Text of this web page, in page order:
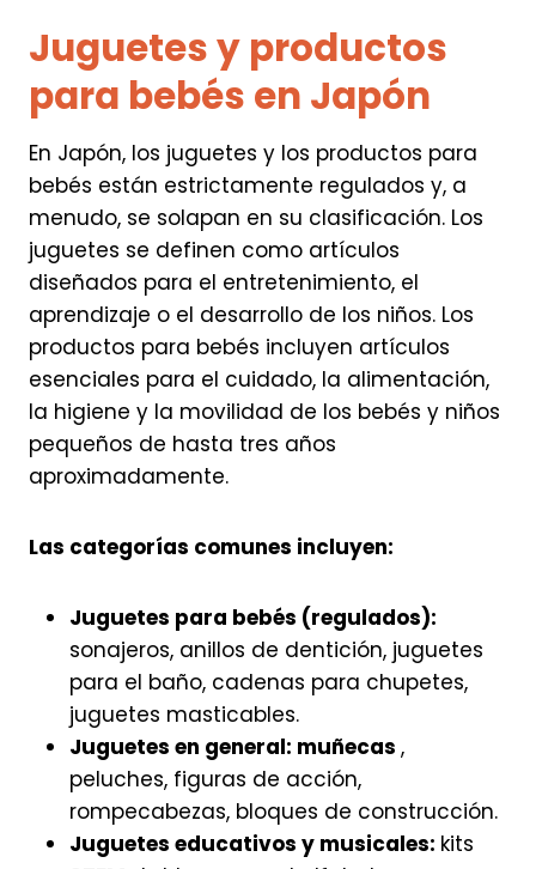
Juguetes y productos
para bebés en Japón
En Japón, los juguetes y los productos para
bebés están estrictamente regulados y, a
menudo, se solapan en su clasificación. Los
juguetes se definen como artículos
diseñados para el entretenimiento, el
aprendizaje o el desarrollo de los niños. Los
productos para bebés incluyen artículos
esenciales para el cuidado, la alimentación,
la higiene y la movilidad de los bebés y niños
pequeños de hasta tres años
aproximadamente.
Las categorías comunes incluyen:
Juguetes para bebés (regulados):
sonajeros, anillos de dentición, juguetes
para el baño, cadenas para chupetes,
juguetes masticables.
Juguetes en general: muñecas ,
peluches, figuras de acción,
rompecabezas, bloques de construcción.
Juguetes educativos y musicales: kits